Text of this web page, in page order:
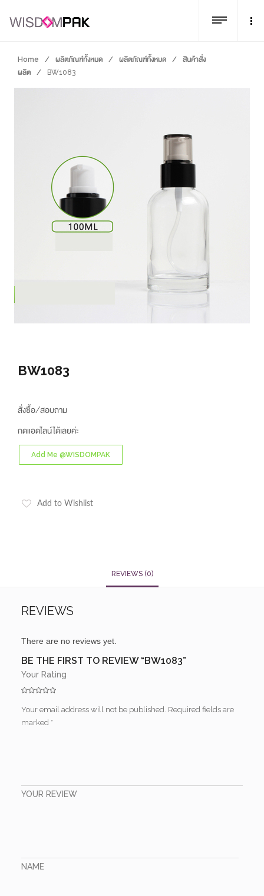
Home / ผลิตภัณฑ์ทั้งหมด / ผลิตภัณฑ์ทั้งหมด /
สินค้าสั่ง
ผลิต
/ BW1083
BW1083
สั่งซื้อ/สอบถาม
กดแอดไลน์ได้เลยค่ะ
Add Me @WISDOMPAK
Add to Wishlist
REVIEWS (0)
REVIEWS
There are no reviews yet.
BE THE FIRST TO REVIEW “BW1083”
Your email address will not be published. Required fields are
marked *
Your Rating
YOUR REVIEW
NAME